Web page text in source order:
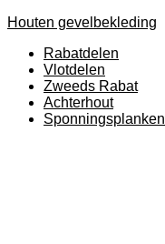
Houten gevelbekleding
Rabatdelen
Vlotdelen
Zweeds Rabat
Achterhout
Sponningsplanken